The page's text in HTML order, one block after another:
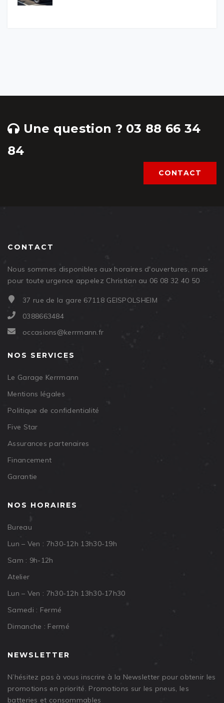
Une question ? 03 88 66 34
84
CONTACT
CONTACT
Nous sommes disponibles aux horaires d'ouvertures, mais
pour toute urgence appelez Christian au 06 08 32 40 50
37 rue de la gare 67118 GEISPOLSHEIM
0388663484
occasions@kerrmann.fr
NOS SERVICES
Le Garage Kerrmann
Mentions légales
Politique de confidentialité
Five Star
Assurances partenaires
Financement
Garantie
NOS HORAIRES
Bureau
Lun – Ven : 7h30-12h 13h30-19h
Sam : 9h-12h
Atelier
Lun – Ven : 7h30-12h 13h30-17h30
Samedi : Fermé
Dimanche : Fermé
NEWSLETTER
N’hésitez pas à vous inscrire à la Newsletter pour obtenir les
promotions en priorité. Promotions sur les pneus, les
batteries et consommables